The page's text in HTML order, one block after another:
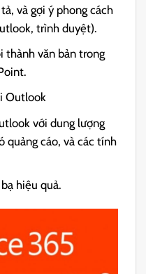
và gợi ý phong cách
trình duyệt).
thành văn bản trong
Outlook
với dung lượng
quảng cáo, và các tính
hiệu quả.